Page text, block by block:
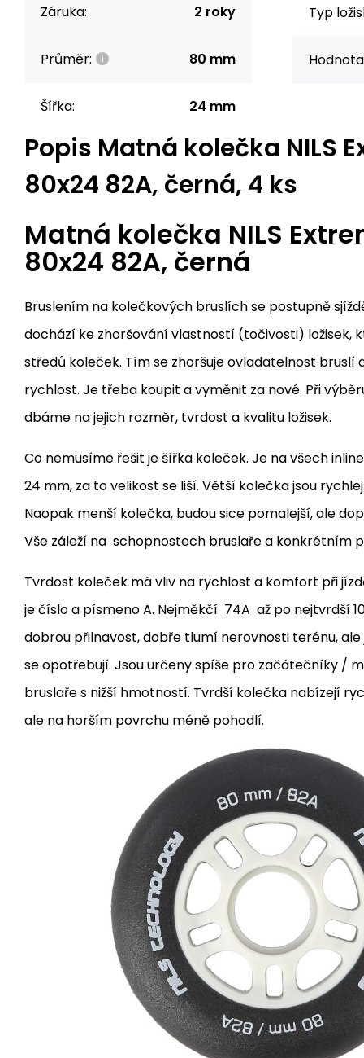
Záruka: 2 roky
Průměr: 80 mm
Šířka: 24 mm
Typ
Popis Matná kolečka NILS
80x24 82A, černá, 4 ks
Matná kolečka NILS
80x24 82A, černá
Bruslením na kolečkových bruslích se postupně
dochází ke zhoršování vlastností (točivosti) ložisek,
středů koleček. Tím se zhoršuje ovladatelnost bruslí
rychlost. Je třeba koupit a vyměnit za nové. Při
dbáme na jejich rozměr, tvrdost a kvalitu ložisek.
Co nemusíme řešit je šířka koleček. Je na všech
24 mm, za tovelikost se liší. Větší kolečka jsou
Naopak menší kolečka, budou sice pomalejší, ale
Vše záleží na schopnostech bruslaře a konkrétním
Tvrdost koleček má vliv na rychlost a komfort při
je číslo a písmeno A. Nejměkčí 74A až po nejtvrdší
dobrou přilnavost, dobře tlumí nerovnosti terénu,
se opotřebují. Jsou určeny spíše pro začátečníky /
bruslaře s nižší hmotností. Tvrdší kolečka nabízejí
ale na horším povrchu méně pohodlí.